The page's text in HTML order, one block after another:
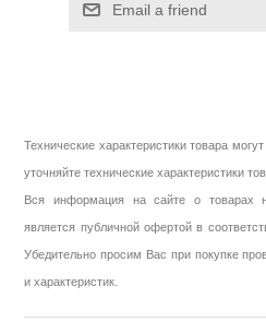
Email a friend
Технические характеристики товара
уточняйте технические характеристики
Вся информация на сайте о товарах
является публичной офертой в
Убедительно просим Вас при покупке
и характеристик.